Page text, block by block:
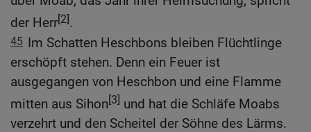
der Herr[2].
45 Im Schatten Heschbons bleiben Flüchtlinge
erschöpft stehen. Denn ein Feuer ist
ausgegangen von Heschbon und eine Flamme
mitten aus Sihon[3] und hat die Schläfe Moabs
verzehrt und den Scheitel der Söhne des Lärms.